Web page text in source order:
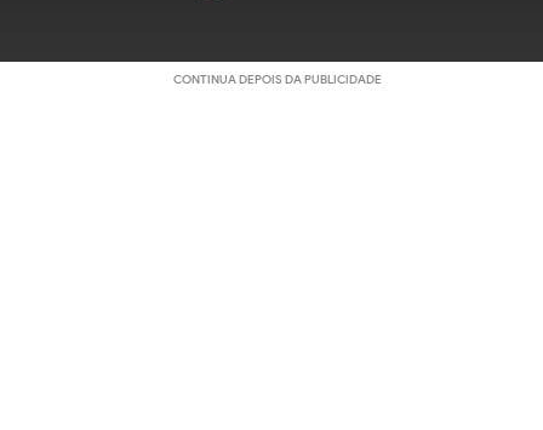
CONTINUA DEPOIS DA PUBLICIDADE